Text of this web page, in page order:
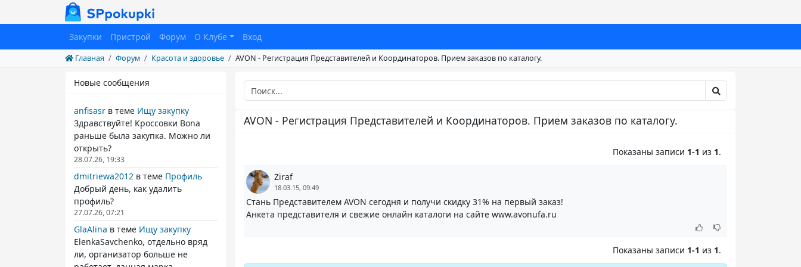
Закупки Пристрой Форум О Клубе Вход
Главная Форум Красота и здоровье AVON - Регистрация Представителей и Координаторов. Прием заказов по каталогу.
Новые сообщения
anfisasr в теме Ищу закупку
Здравствуйте! Кроссовки Bona
раньше была закупка. Можно ли
открыть?
28.07.26, 19:33
dmitriewa2012 в теме Профиль
Добрый день, как удалить
профиль?
27.07.26, 07:21
GlaAlina в теме Ищу закупку
ElenkaSavchenko, отдельно вряд
ли, организатор больше не
AVON - Регистрация Представителей и Координаторов. Прием заказов по каталогу.
Показаны записи 1-1 из 1.
Ziraf
18.03.15, 09:49
Стань Представителем AVON сегодня и получи скидку 31% на первый заказ!
Анкета представителя и свежие онлайн каталоги на сайте www.avonufa.ru
Показаны записи 1-1 из 1.